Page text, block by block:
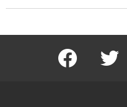
facebook